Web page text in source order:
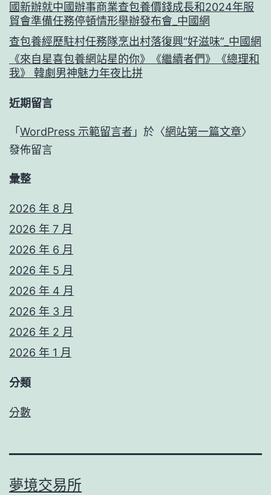
國新辦就中國辦事商業查包養價錢成長和2024年服
貿會準備任務停頓情形舉辦發布會_中國網
查包養經歷駐村任務隊烹出村落復興“好滋味”_中國網
《來自星喜包養網站星的你》《繼續者們》《總理和
我》 韓劇男神魅力年夜比拼
近期留言
「 WordPress 示範留言者 」於〈網站第一篇文章〉
發佈留言
彙整
2026 年 8 月
2026 年 7 月
2026 年 6 月
2026 年 5 月
2026 年 4 月
2026 年 3 月
2026 年 2 月
2026 年 1 月
分類
分數
夢境交易所